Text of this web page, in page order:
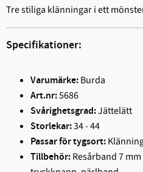
Tre stiliga klänningar i ett
Specifikationer:
Varumärke:Burda
Art.nr:5686
Svårighetsgrad:Jättelätt
Storlekar:34 - 44
Passar för tygsort:
Tillbehör:Resårband 7